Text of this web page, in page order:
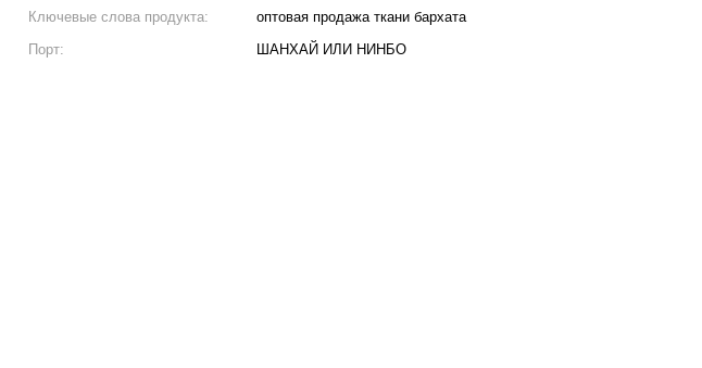
Ключевые слова продукта:
оптовая продажа ткани бархата
Порт: ШАНХАЙ ИЛИ НИНБО